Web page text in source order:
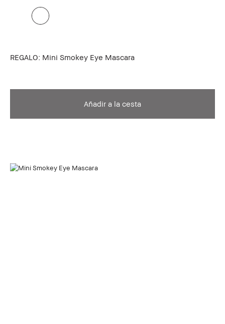
REGALO: Mini Smokey Eye Mascara
Añadir a la cesta